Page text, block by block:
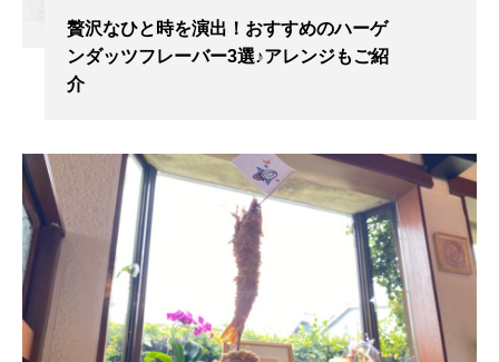
贅沢なひと時を演出！おすすめのハーゲ
ンダッツフレーバー3選♪アレンジもご紹
介